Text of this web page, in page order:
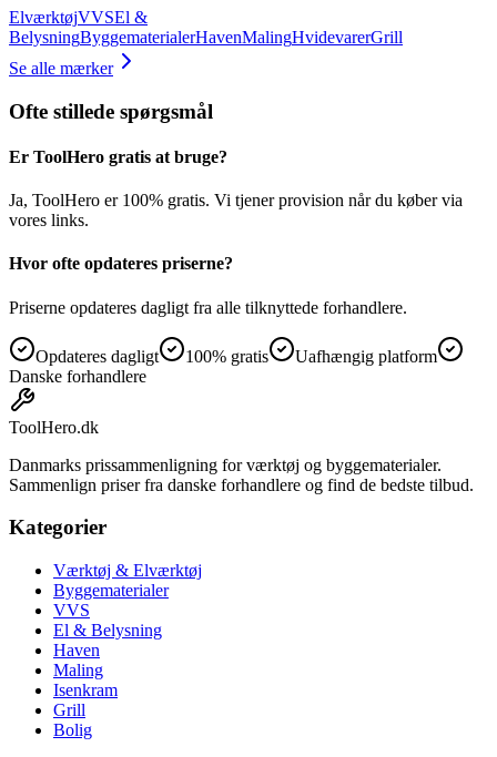
ElværktøjVVSEl &
BelysningByggematerialerHavenMalingHvidevarerGrill
Se alle mærker
Ofte stillede spørgsmål
Er ToolHero gratis at bruge?
Ja, ToolHero er 100% gratis. Vi tjener provision når du køber via
vores links.
Hvor ofte opdateres priserne?
Priserne opdateres dagligt fra alle tilknyttede forhandlere.
Opdateres dagligt 100% gratis
Uafhængig platform
Danske forhandlere
ToolHero.dk
Danmarks prissammenligning for værktøj og byggematerialer.
Sammenlign priser fra danske forhandlere og find de bedste tilbud.
Kategorier
Værktøj & Elværktøj
Byggematerialer
VVS
El & Belysning
Haven
Maling
Isenkram
Grill
Bolig